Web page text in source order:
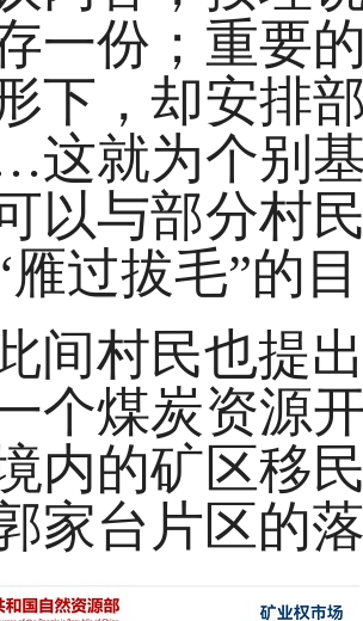
一份；重要
下，却安排
就为个别基
以与部分村
雁过拔毛”的
村民也提出
个煤炭资源
内的矿区移
家台片区的